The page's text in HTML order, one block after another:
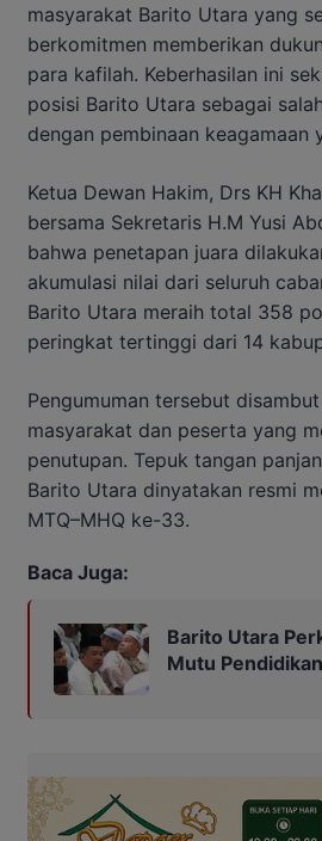
masyarakat Barito Utara yang
berkomitmen memberikan
para kafilah. Keberhasilan ini
posisi Barito Utara sebagai
dengan pembinaan keagamaan
Ketua Dewan Hakim, Drs KH
bersama Sekretaris H.M Yusi
bahwa penetapan juara
akumulasi nilai dari seluruh
Barito Utara meraih total 358
peringkat tertinggi dari 14
Pengumuman tersebut
masyarakat dan peserta yang
penutupan. Tepuk tangan
Barito Utara dinyatakan resmi
MTQ–MHQ ke-33.
Baca Juga:
Barito Utara
Mutu Pendidikan